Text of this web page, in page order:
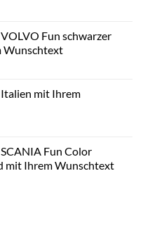
€
Fun schwarzer
Wunschtext
mit Ihrem
€
Fun Color
mit Ihrem Wunschtext